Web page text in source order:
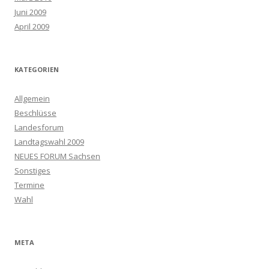
Juni 2009
April 2009
KATEGORIEN
Allgemein
Beschlüsse
Landesforum
Landtagswahl 2009
NEUES FORUM Sachsen
Sonstiges
Termine
Wahl
META